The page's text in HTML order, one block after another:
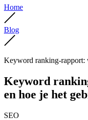
Home
Blog
Keyword ranking-rapport:
Keyword
en hoe je het
SEO